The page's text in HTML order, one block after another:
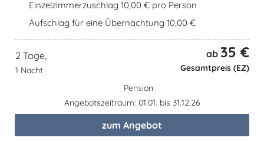
Einzelzimmerzuschlag 10,00 € pro Person
Aufschlag für eine Übernachtung 10,00 €
2 Tage,
1 Nacht
ab 35 €
Gesamtpreis (EZ)
Pension
Angebotszeitraum: 01.01. bis 31.12.26
zum Angebot